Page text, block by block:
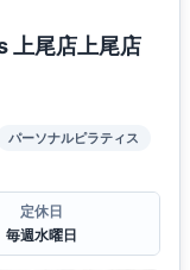
上尾店上尾店
パーソナルピラティス
定休日
毎週水曜日